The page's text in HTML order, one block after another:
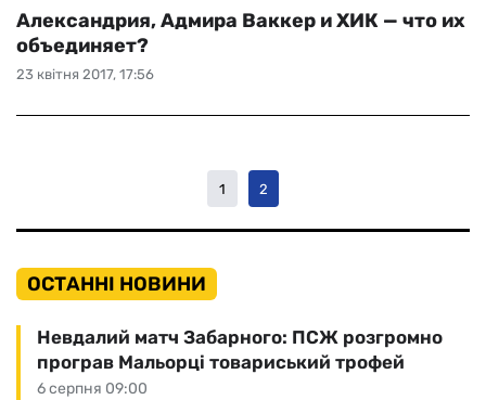
23 квітня 2017, 17:56
Александрия, Адмира Ваккер и ХИК — что их
объединяет?
1 2
ОСТАННІ НОВИНИ
6 серпня 09:00
Невдалий матч Забарного: ПСЖ розгромно
програв Мальорці товариський трофей